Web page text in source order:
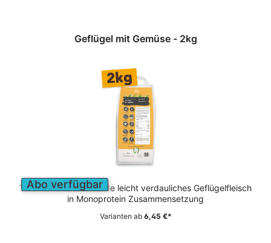
Abo verfügbar
Geflügel mit Gemüse - 2kg
Trockenfutter für Hunde leicht verdauliches Geflügelfleisch
in Monoprotein Zusammensetzung
Varianten ab6,45 €*